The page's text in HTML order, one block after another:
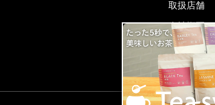
取扱店舗
会社概要
特定商取引
プライバ